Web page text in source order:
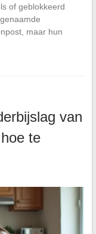
of geblokkeerd
maar hun
van
te